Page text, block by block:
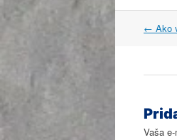
Post
← Ako
Vaša